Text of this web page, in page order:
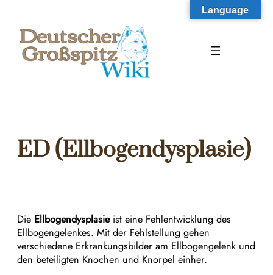
springen
ED (Ellbogendysplasie)
Die Ellbogendysplasie ist eine Fehlentwicklung des
Ellbogengelenkes. Mit der Fehlstellung gehen
verschiedene Erkrankungsbilder am Ellbogengelenk und
den beteiligten Knochen und Knorpel einher.
Language